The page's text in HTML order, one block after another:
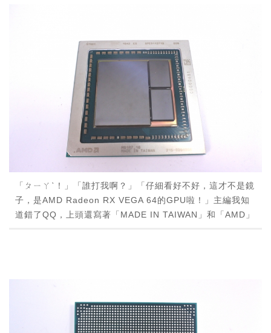
「ㄆㄧㄚˋ！」「誰打我啊？」「仔細看好不好，這才不是鏡
子，是AMD Radeon RX VEGA 64的GPU啦！」主編我知
道錯了QQ，上頭還寫著「MADE IN TAIWAN」和「AMD」